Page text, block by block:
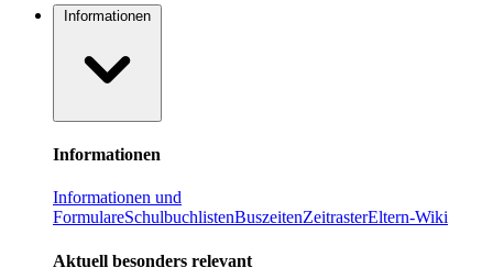
Informationen
Informationen
Informationen und
FormulareSchulbuchlistenBuszeitenZeitrasterEltern-Wiki
Aktuell besonders relevant